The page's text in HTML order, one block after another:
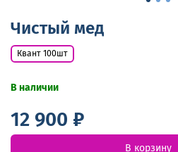
Чистый мед
Квант 100шт
В наличии
12 900 ₽
В корзину